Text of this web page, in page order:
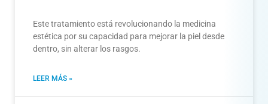
Este tratamiento está revolucionando la medicina
estética por su capacidad para mejorar la piel desde
dentro, sin alterar los rasgos.
LEER MÁS »